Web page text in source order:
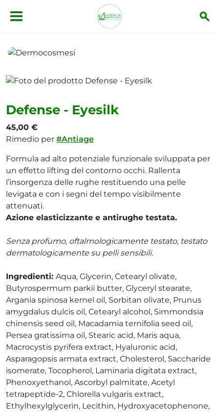
Salta al contenuto principale
Defense - Eyesilk
45,00 €
Rimedio per #Antiage
Formula ad alto potenziale funzionale sviluppata per
un effetto lifting del contorno occhi. Rallenta
l’insorgenza delle rughe restituendo una pelle
levigata e con i segni del tempo visibilmente
attenuati.
Azione elasticizzante e antirughe testata.
Senza profumo, oftalmologicamente testato, testato
dermatologicamente su pelli sensibili.
Ingredienti: Aqua, Glycerin, Cetearyl olivate,
Butyrospermum parkii butter, Glyceryl stearate,
Argania spinosa kernel oil, Sorbitan olivate, Prunus
amygdalus dulcis oil, Cetearyl alcohol, Simmondsia
chinensis seed oil, Macadamia ternifolia seed oil,
Persea gratissima oil, Stearic acid, Maris aqua,
Macrocystis pyrifera extract, Hyaluronic acid,
Asparagopsis armata extract, Cholesterol, Saccharide
isomerate, Tocopherol, Laminaria digitata extract,
Phenoxyethanol, Ascorbyl palmitate, Acetyl
tetrapeptide-2, Chlorella vulgaris extract,
Ethylhexylglycerin, Lecithin, Hydroxyacetophenone,